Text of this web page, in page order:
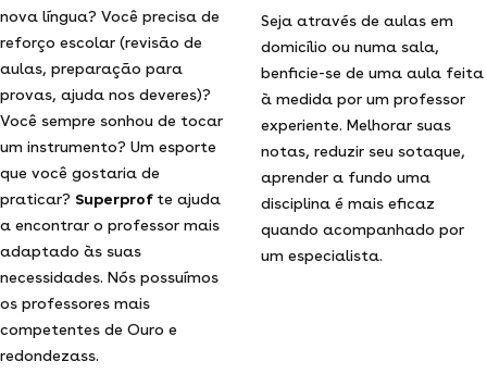
nova língua? Você precisa de
reforço escolar (revisão de
aulas, preparação para
provas, ajuda nos deveres)?
Você sempre sonhou de tocar
um instrumento? Um esporte
que você gostaria de
praticar? Superprof te ajuda
a encontrar o professor mais
adaptado às suas
necessidades. Nós possuímos
os professores mais
competentes de Ouro e
redondezass.
Seja através de aulas em
domicílio ou numa sala,
benficie-se de uma aula feita
à medida por um professor
experiente. Melhorar suas
notas, reduzir seu sotaque,
aprender a fundo uma
disciplina é mais eficaz
quando acompanhado por
um especialista.